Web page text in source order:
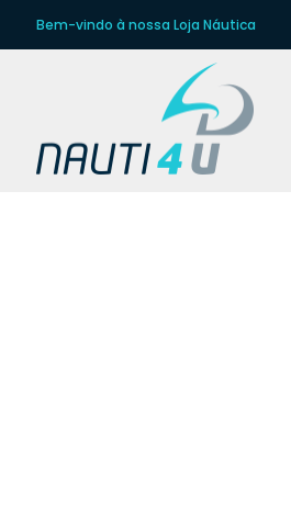
Bem-vindo à nossa Loja Náutica